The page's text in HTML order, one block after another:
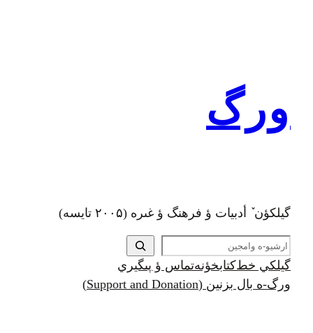
ورگ
گيلکؤن ٚ أدبیات ؤ فرهنگ ؤ غىره (۲۰۰۵ تايسه)
ج
س
ت
ج
گيلکي خطکتابخؤنهتماس ؤ پىگيري
ورگ-ه بال بزنين (Support and Donation)